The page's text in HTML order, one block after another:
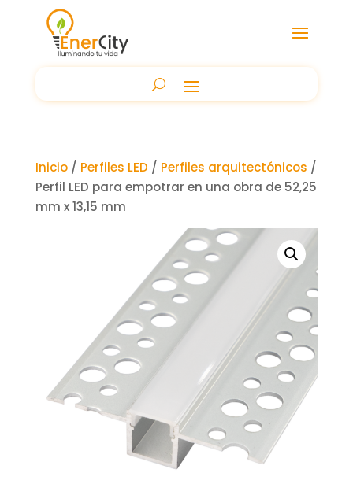
Inicio/ Perfiles LED / Perfiles arquitectónicos /
Perfil LED para empotrar en una obra de 52,25
mm x 13,15 mm